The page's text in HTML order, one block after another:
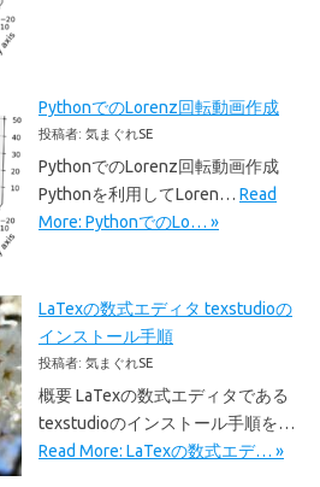
PythonでのLorenz回転動画作成
投稿者: 気まぐれSE
PythonでのLorenz回転動画作成
Pythonを利用してLoren… Read
More: PythonでのLo… »
LaTexの数式エディタ texstudioの
インストール手順
投稿者: 気まぐれSE
概要 LaTexの数式エディタである
texstudioのインストール手順を…
Read More: LaTexの数式エデ… »